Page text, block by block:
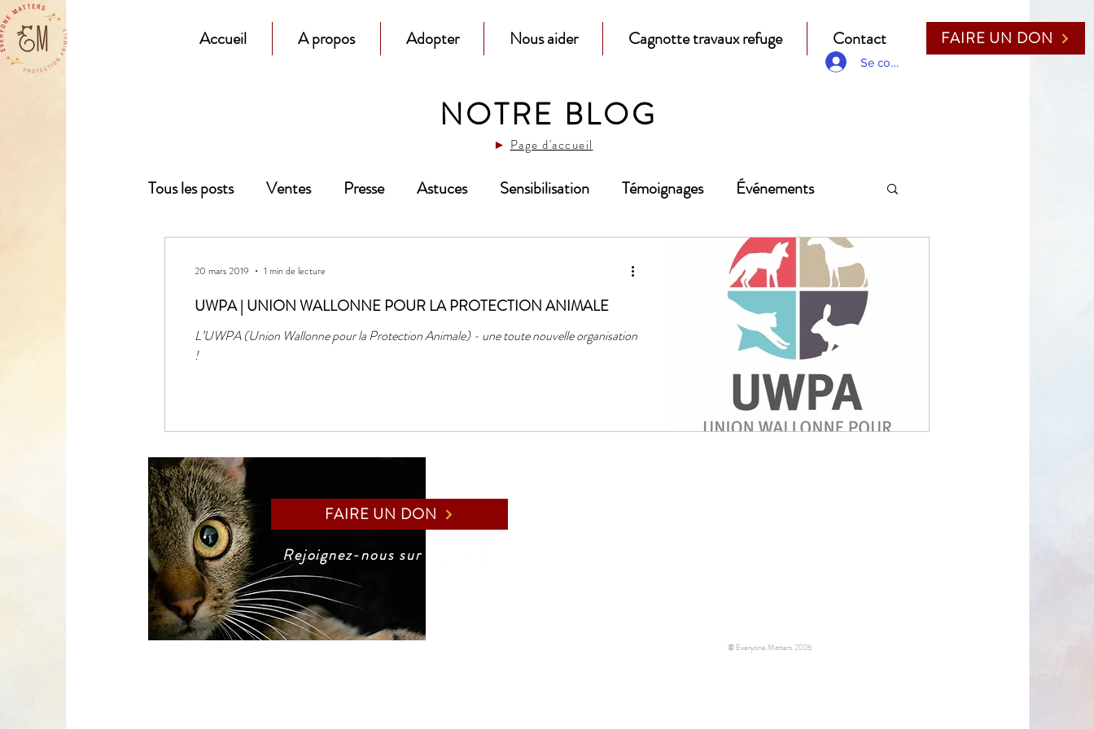
Accueil A propos Adopter Nous aider Cagnotte travaux refuge Contact
Se connecter
FAIRE UN DON
Tous les posts Ventes Presse Astuces Sensibilisation Témoignages Événements
UWPA | UNION WALLONNE POUR LA PROTECTION ANIMALE
L’UWPA (Union Wallonne pour la Protection Animale) - une toute nouvelle organisation
!
20 mars 2019 1 min de lecture
NOTRE BLOG
► Page d'accueil
FAIRE UN DON
Rejoignez-nous sur
© Everyone Matters 2026